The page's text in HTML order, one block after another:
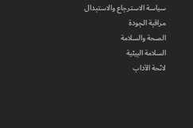
سياسة الاسترجاع والاستبدال
مراقبة الجودة
الصحة والسلامة
السلامة البيئية
لائحة الآداب